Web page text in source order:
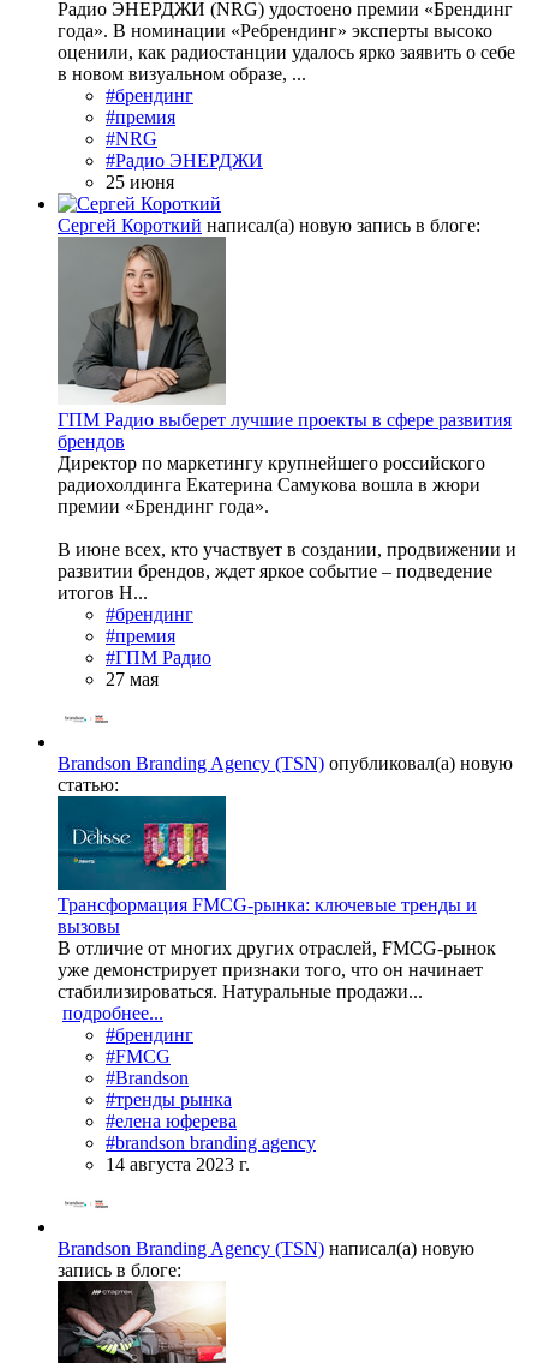
Радио ЭНЕРДЖИ (NRG) удостоено премии «Брендинг
года». В номинации «Ребрендинг» эксперты высоко
оценили, как радиостанции удалось ярко заявить о себе
в новом визуальном образе, ...
#брендинг
#премия
#NRG
#Радио ЭНЕРДЖИ
25 июня
Сергей Короткий написал(а) новую запись в блоге:
ГПМ Радио выберет лучшие проекты в сфере развития
брендов
Директор по маркетингу крупнейшего российского
радиохолдинга Екатерина Самукова вошла в жюри
премии «Брендинг года».
В июне всех, кто участвует в создании, продвижении и
развитии брендов, ждет яркое событие – подведение
итогов Н...
#брендинг
#премия
#ГПМ Радио
27 мая
Brandson Branding Agency (TSN) опубликовал(а) новую
статью:
Трансформация FMCG-рынка: ключевые тренды и
вызовы
В отличие от многих других отраслей, FMCG-рынок
уже демонстрирует признаки того, что он начинает
стабилизироваться. Натуральные продажи...
подробнее...
#брендинг
#FMCG
#Brandson
#тренды рынка
#елена юферева
#brandson branding agency
14 августа 2023 г.
Brandson Branding Agency (TSN) написал(а) новую
запись в блоге: